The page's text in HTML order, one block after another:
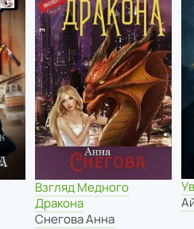
Взгляд Медного
Дракона
Снегова Анна